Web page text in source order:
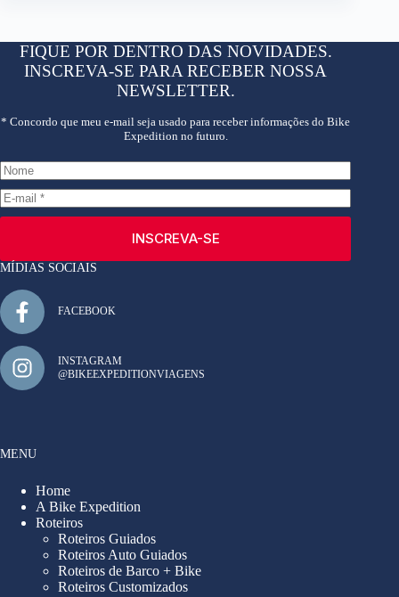
FIQUE POR DENTRO DAS NOVIDADES.
INSCREVA-SE PARA RECEBER NOSSA
NEWSLETTER.
* Concordo que meu e-mail seja usado para receber informações do Bike
Expedition no futuro.
INSCREVA-SE
MÍDIAS SOCIAIS
FACEBOOK
INSTAGRAM
@BIKEEXPEDITIONVIAGENS
MENU
Home
A Bike Expedition
Roteiros
Roteiros Guiados
Roteiros Auto Guiados
Roteiros de Barco + Bike
Roteiros Customizados